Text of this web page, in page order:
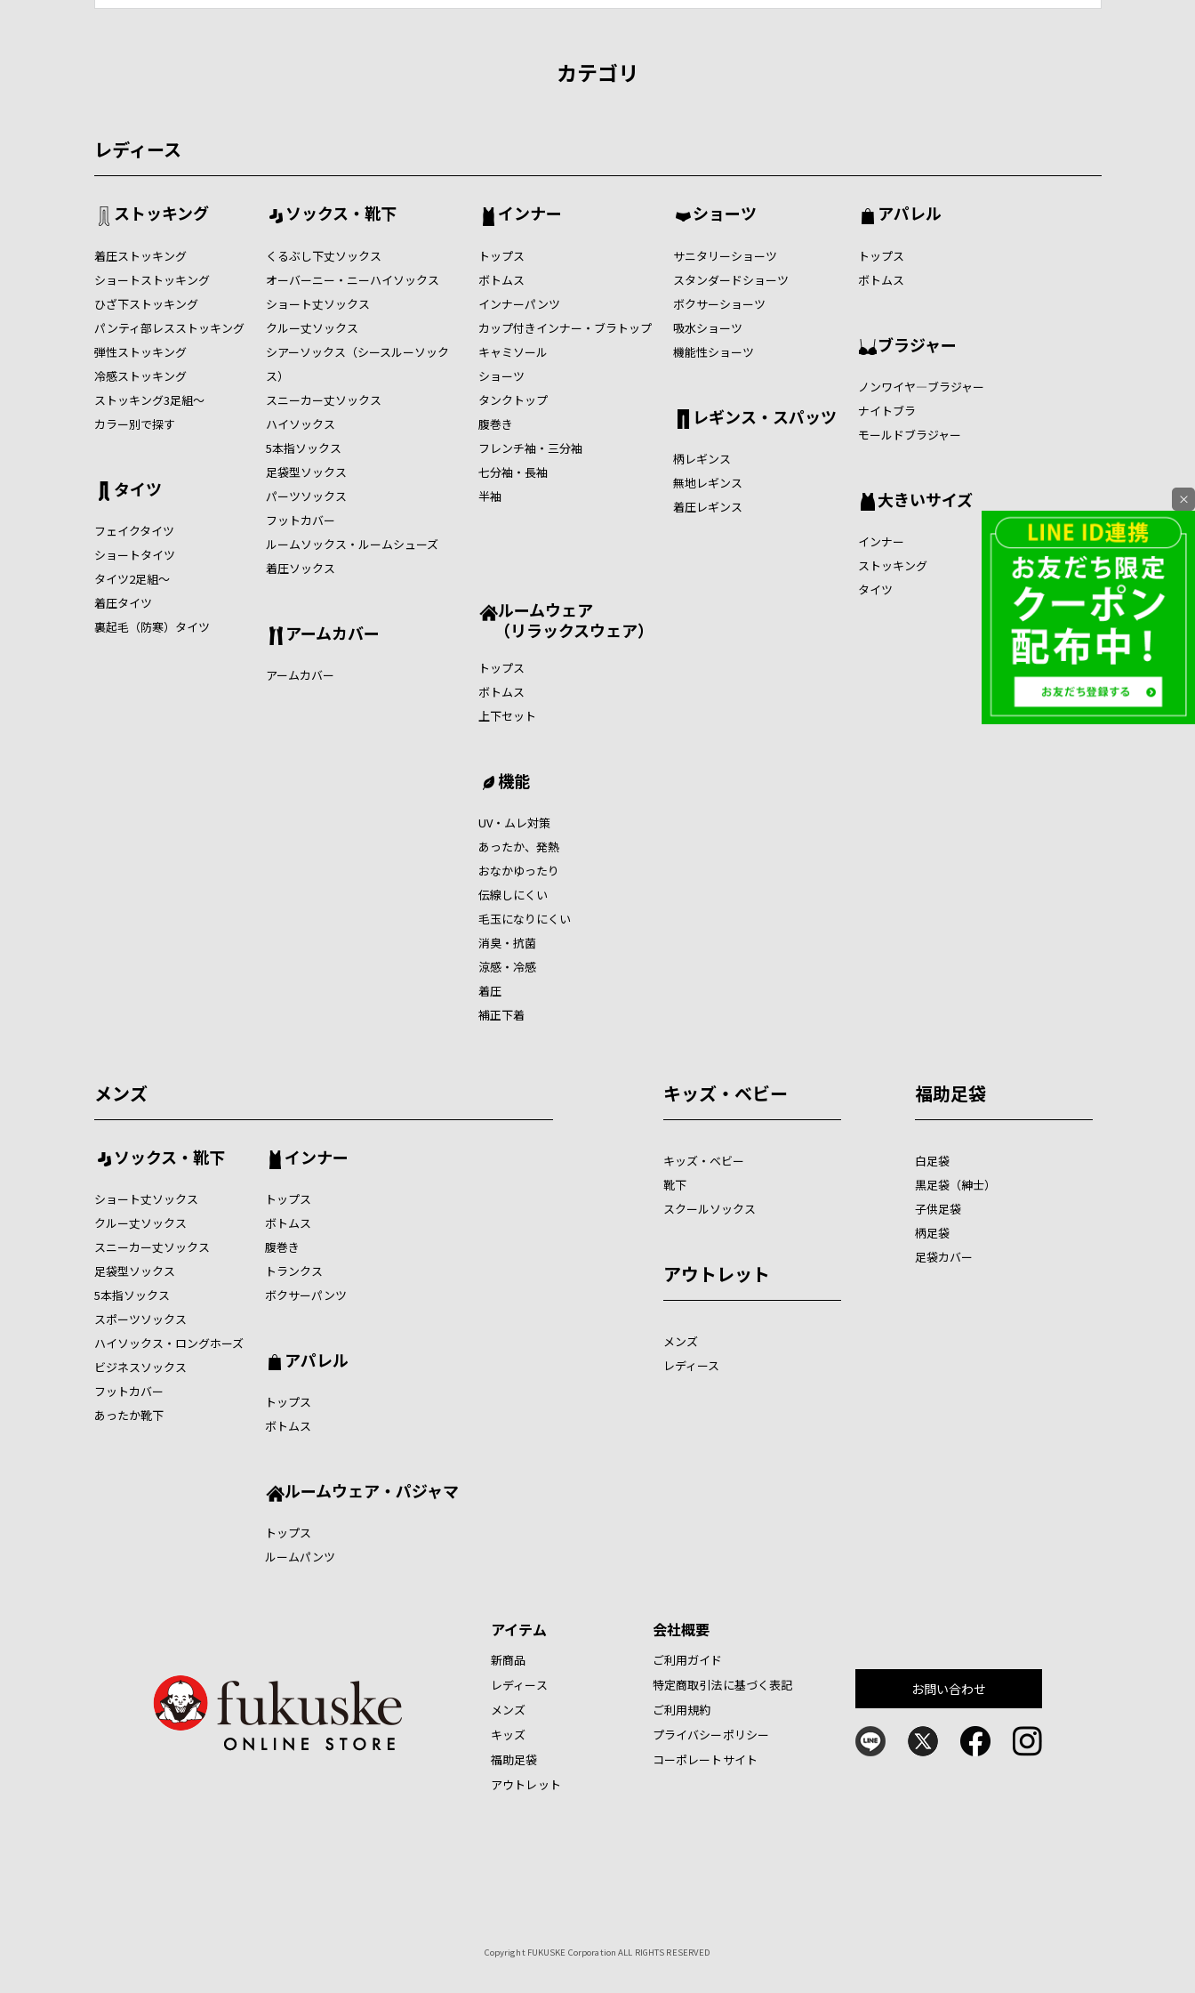
カテゴリ
レディース
ストッキング
着圧ストッキング
ショートストッキング
ひざ下ストッキング
パンティ部レスストッキング
弾性ストッキング
冷感ストッキング
ストッキング3足組～
カラー別で探す
タイツ
フェイクタイツ
ショートタイツ
タイツ2足組～
着圧タイツ
裏起毛（防寒）タイツ
ソックス・靴下
くるぶし下丈ソックス
オーバーニー・ニーハイソックス
ショート丈ソックス
クルー丈ソックス
シアーソックス（シースルーソック
ス）
スニーカー丈ソックス
ハイソックス
5本指ソックス
足袋型ソックス
パーツソックス
フットカバー
ルームソックス・ルームシューズ
着圧ソックス
アームカバー
アームカバー
インナー
トップス
ボトムス
インナーパンツ
カップ付きインナー・ブラトップ
キャミソール
ショーツ
タンクトップ
腹巻き
フレンチ袖・三分袖
七分袖・長袖
半袖
ショーツ
サニタリーショーツ
スタンダードショーツ
ボクサーショーツ
吸水ショーツ
機能性ショーツ
レギンス・スパッツ
柄レギンス
無地レギンス
着圧レギンス
アパレル
トップス
ボトムス
ブラジャー
ノンワイヤ―ブラジャー
ナイトブラ
モールドブラジャー
大きいサイズ
インナー
ストッキング
タイツ
ルームウェア
（リラックスウェア）
トップス
ボトムス
上下セット
機能
UV・ムレ対策
あったか、発熱
おなかゆったり
伝線しにくい
毛玉になりにくい
消臭・抗菌
涼感・冷感
着圧
補正下着
メンズ
ソックス・靴下
ショート丈ソックス
クルー丈ソックス
スニーカー丈ソックス
足袋型ソックス
5本指ソックス
スポーツソックス
ハイソックス・ロングホーズ
ビジネスソックス
フットカバー
あったか靴下
インナー
トップス
ボトムス
腹巻き
トランクス
ボクサーパンツ
アパレル
トップス
ボトムス
ルームウェア・パジャマ
トップス
ルームパンツ
キッズ・ベビー
キッズ・ベビー
靴下
スクールソックス
アウトレット
メンズ
レディース
福助足袋
白足袋
黒足袋（紳士）
子供足袋
柄足袋
足袋カバー
アイテム
新商品
レディース
メンズ
キッズ
福助足袋
アウトレット
会社概要
ご利用ガイド
特定商取引法に基づく表記
ご利用規約
プライバシーポリシー
コーポレートサイト
お問い合わせ
Copyright FUKUSKE Corporation ALL RIGHTS RESERVED
×